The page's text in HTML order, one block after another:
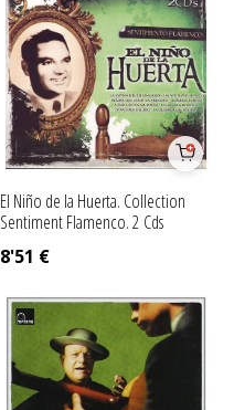
El Niño de la Huerta. Collection
Sentiment Flamenco. 2 Cds
8'51 €